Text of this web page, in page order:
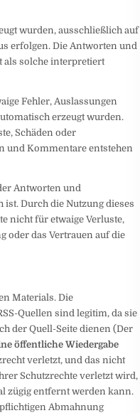
wurden, ausschließlich auf
erfolgen. Die Antworten und
als solche interpretiert
Fehler, Auslassungen
erzeugt wurden.
Schäden oder
und Kommentare entstehen
Antworten und
Durch die Nutzung dieses
nicht für etwaige Verluste,
oder das Vertrauen auf die
Materials. Die
Quellen sind legitim, da sie
der Quell-Seite dienen (Der
öffentliche Wiedergabe
verletzt, und das nicht
Schutzrechte verletzt wird,
zügig entfernt werden kann.
Abmahnung